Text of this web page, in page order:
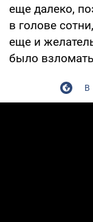
еще далеко,
в голове
еще и
было